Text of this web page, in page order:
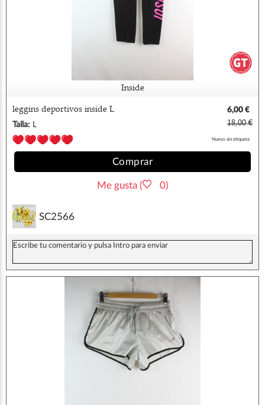
Inside
leggins deportivos inside L
6,00 €
Talla: L 18,00 €
Nuevo sin etiqueta
Comprar
Me gusta ( 0)
SC2566